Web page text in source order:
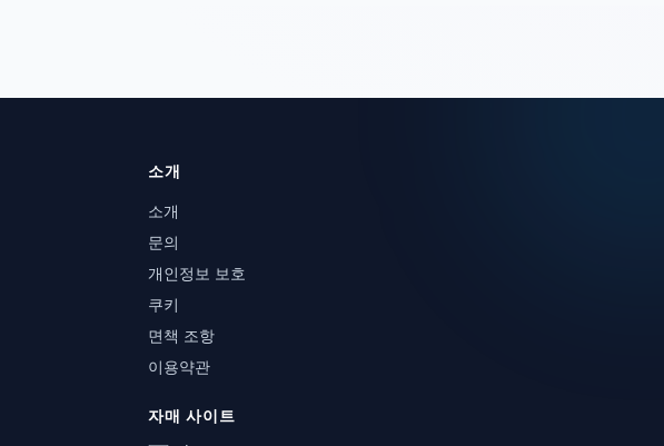
소개
소개
문의
개인정보 보호
쿠키
면책 조항
이용약관
자매 사이트